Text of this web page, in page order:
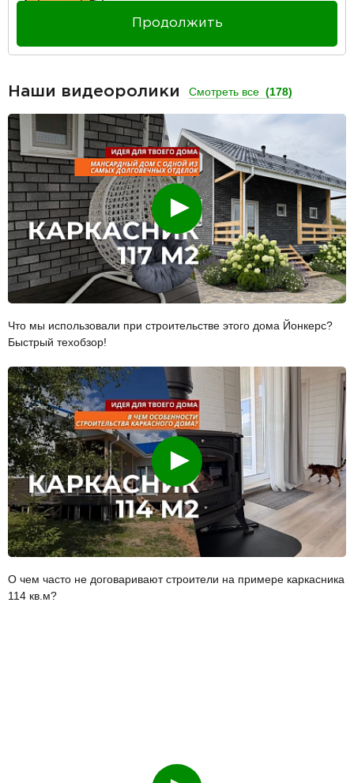
Продолжить
Наши видеоролики Смотреть все (178)
Смотреть
Что мы использовали при строительстве этого дома Йонкерс?
Быстрый техобзор!
Смотреть
О чем часто не договаривают строители на примере каркасника
114 кв.м?
Смотреть